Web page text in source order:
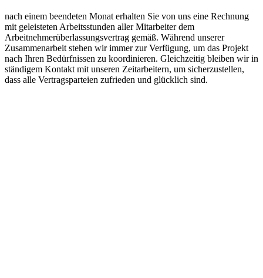
nach einem beendeten Monat erhalten Sie von uns eine Rechnung
mit geleisteten Arbeitsstunden aller Mitarbeiter dem
Arbeitnehmerüberlassungsvertrag gemäß. Während unserer
Zusammenarbeit stehen wir immer zur Verfügung, um das Projekt
nach Ihren Bedürfnissen zu koordinieren. Gleichzeitig bleiben wir in
ständigem Kontakt mit unseren Zeitarbeitern, um sicherzustellen,
dass alle Vertragsparteien zufrieden und glücklich sind.